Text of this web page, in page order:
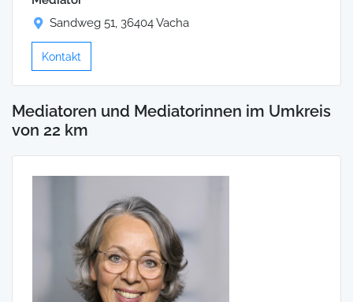
Sandweg 51, 36404 Vacha
Kontakt
Mediatoren und Mediatorinnen im Umkreis
von 22 km